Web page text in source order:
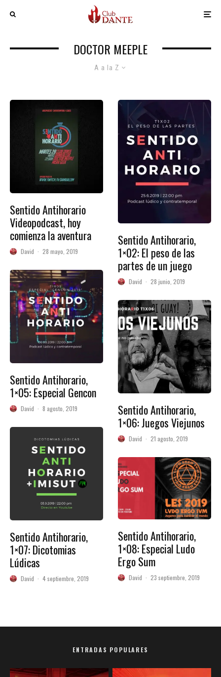
DOCTOR MEEPLE
A a la Z
Sentido Antihorario
Videopodcast, hoy
comienza la aventura
David · 28 mayo, 2019
Sentido Antihorario,
1×05: Especial Gencon
David · 8 agosto, 2019
Sentido Antihorario,
1×07: Dicotomias
Lúdicas
David · 4 septiembre, 2019
Sentido Antihorario,
1×02: El peso de las
partes de un juego
David · 28 junio, 2019
Sentido Antihorario,
1×06: Juegos Viejunos
David · 21 agosto, 2019
Sentido Antihorario,
1×08: Especial Ludo
Ergo Sum
David · 23 septiembre, 2019
ENTRADAS POPULARES